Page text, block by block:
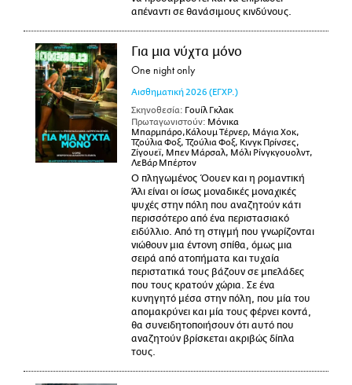
απέναντι σε θανάσιμους κινδύνους.
Για μια νύχτα μόνο
One night only
Αισθηματική 2026 (ΕΓΧΡ.)
Σκηνοθεσία: Γουίλ Γκλακ
Πρωταγωνιστούν: Μόνικα
Μπαρμπάρο,Κάλουμ Τέρνερ, Μάγια Χοκ,
Τζούλια Φοξ, Τζούλια Φοξ, Κινγκ Πρίνσες,
Ζίγουεϊ, Μπεν Μάρσαλ, Μόλι Ρίνγκγουολντ,
ΛεΒάρ Μπέρτον
Ο πληγωμένος Όουεν και η ρομαντική
Άλι είναι οι ίσως μοναδικές μοναχικές
ψυχές στην πόλη που αναζητούν κάτι
περισσότερο από ένα περιστασιακό
ειδύλλιο. Από τη στιγμή που γνωρίζονται
νιώθουν μια έντονη σπίθα, όμως μια
σειρά από ατοπήματα και τυχαία
περιστατικά τους βάζουν σε μπελάδες
που τους κρατούν χώρια. Σε ένα
κυνηγητό μέσα στην πόλη, που μία του
απομακρύνει και μία τους φέρνει κοντά,
θα συνειδητοποιήσουν ότι αυτό που
αναζητούν βρίσκεται ακριβώς δίπλα
τους.